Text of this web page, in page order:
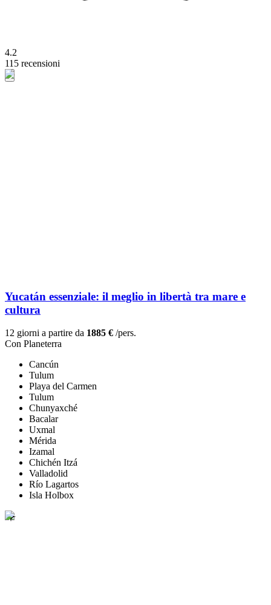
4.2
115 recensioni
Yucatán essenziale: il meglio in libertà tra mare e
cultura
12 giorni a partire da 1885 € /pers.
Con Planeterra
Cancún
Tulum
Playa del Carmen
Tulum
Chunyaxché
Bacalar
Uxmal
Mérida
Izamal
Chichén Itzá
Valladolid
Río Lagartos
Isla Holbox